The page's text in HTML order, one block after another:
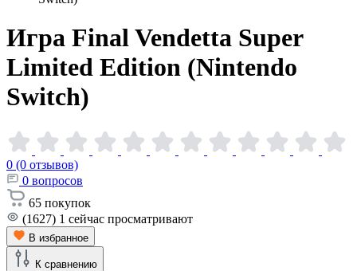
Игра Final Vendetta Super
Limited Edition (Nintendo
Switch)
0 (0 отзывов)
0 вопросов
65 покупок
(1627) 1 сейчас просматривают
В избранное
К сравнению